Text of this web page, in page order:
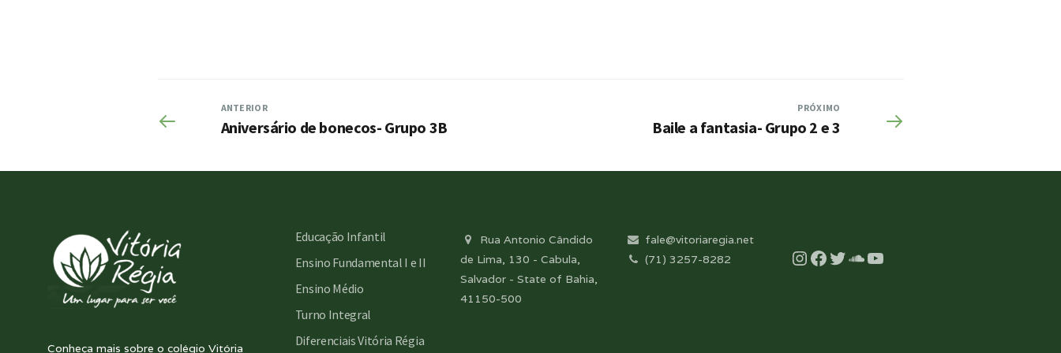
ANTERIOR
Aniversário de bonecos- Grupo 3B
PRÓXIMO
Baile a fantasia- Grupo 2 e 3
Conheça mais sobre o colégio Vitória
Educação Infantil
Ensino Fundamental I e II
Ensino Médio
Turno Integral
Diferenciais Vitória Régia
Rua Antonio Cândido
de Lima, 130 - Cabula,
Salvador - State of Bahia,
41150-500
fale@vitoriaregia.net
(71) 3257-8282
Instagram
Facebook
Twitter
Soundcloud
YouTube